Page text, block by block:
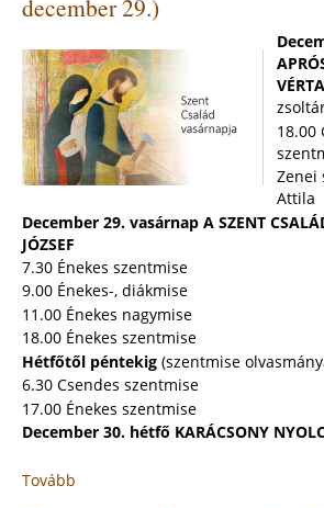
Szent
templomba
(2024)
december 29.)
18.00
Zenei
Attila
December 29. vasárnap A SZENT
JÓZSEF
7.30 Énekes szentmise
9.00 Énekes-, diákmise
11.00 Énekes nagymise
18.00 Énekes szentmise
Hétfőtől péntekig (szentmise
6.30 Csendes szentmise
17.00 Énekes szentmise
December 30. hétfő KARÁCSONY
Tovább